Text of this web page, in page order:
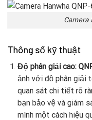
Camera
Thông số kỹ thuật
Độ phân giải cao:
ảnh với độ phân giải
quan sát chi tiết rõ
bạn bảo vệ và giám
mình một cách hiệu